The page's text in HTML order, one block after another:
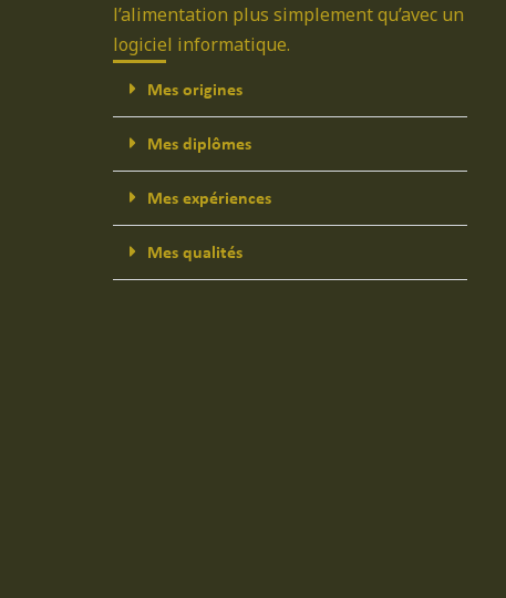
l’alimentation plus simplement qu’avec un
logiciel informatique.
Mes origines
Mes diplômes
Mes expériences
Mes qualités